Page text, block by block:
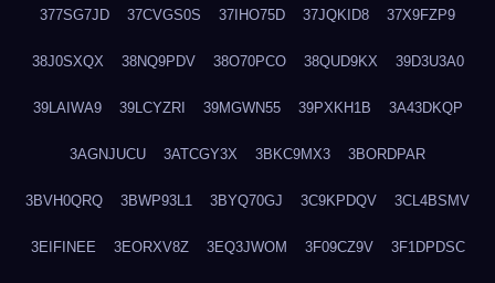
377SG7JD 37CVGS0S 37IHO75D 37JQKID8 37X9FZP9
38J0SXQX 38NQ9PDV 38O70PCO 38QUD9KX 39D3U3A0
39LAIWA9 39LCYZRI 39MGWN55 39PXKH1B 3A43DKQP
3AGNJUCU 3ATCGY3X 3BKC9MX3 3BORDPAR
3BVH0QRQ 3BWP93L1 3BYQ70GJ 3C9KPDQV 3CL4BSMV
3EIFINEE 3EORXV8Z 3EQ3JWOM 3F09CZ9V 3F1DPDSC